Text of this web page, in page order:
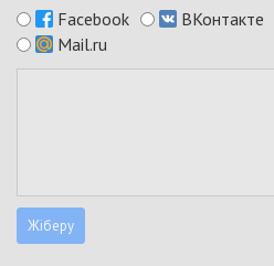
Facebook
ВКонтакте
Mail.ru